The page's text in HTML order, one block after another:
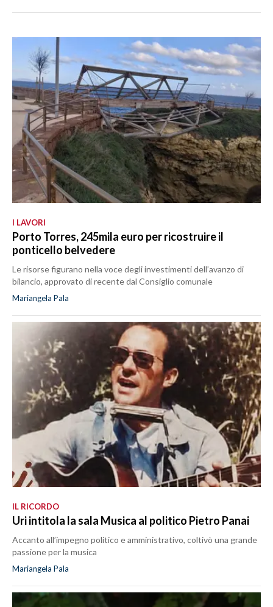
I LAVORI
Porto Torres, 245mila euro per ricostruire il
ponticello belvedere
Le risorse figurano nella voce degli investimenti dell’avanzo di
bilancio, approvato di recente dal Consiglio comunale
Mariangela Pala
IL RICORDO
Uri intitola la sala Musica al politico Pietro Panai
Accanto all’impegno politico e amministrativo, coltivò una grande
passione per la musica
Mariangela Pala